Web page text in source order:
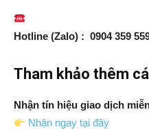
Hotline (Zalo) : 0904 359
Tham khảo thêm
Nhận tín hiệu giao dịch
Nhận ngay tại đây